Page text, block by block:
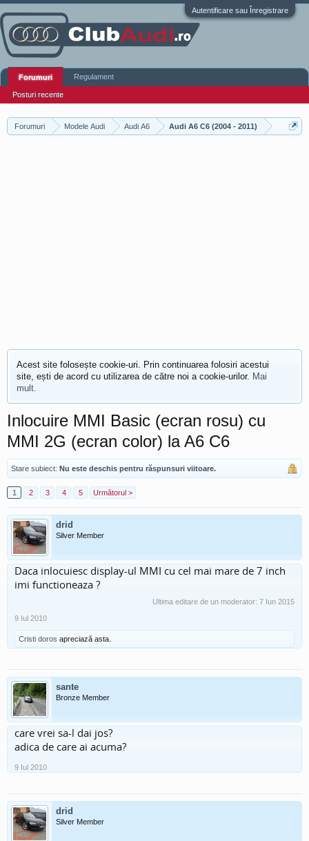
Autentificare sau Înregistrare
Forumuri Modele Audi Audi A6 Audi A6 C6 (2004 - 2011)
Acest site folosește cookie-uri. Prin continuarea folosiri acestui
site, ești de acord cu utilizarea de către noi a cookie-urilor. Mai
mult.
Inlocuire MMI Basic (ecran rosu) cu
MMI 2G (ecran color) la A6 C6
Stare subiect: Nu este deschis pentru răspunsuri viitoare.
1 2 3 4 5 Următorul >
drid
Silver Member
Daca inlocuiesc display-ul MMI cu cel mai mare de 7 inch
imi functioneaza ?
Ultima editare de un moderator: 7 Iun 2015
9 Iul 2010
Cristi doros apreciază asta.
sante
Bronze Member
care vrei sa-l dai jos?
adica de care ai acuma?
9 Iul 2010
drid
Silver Member
Forumuri
Posturi recente
Regulament